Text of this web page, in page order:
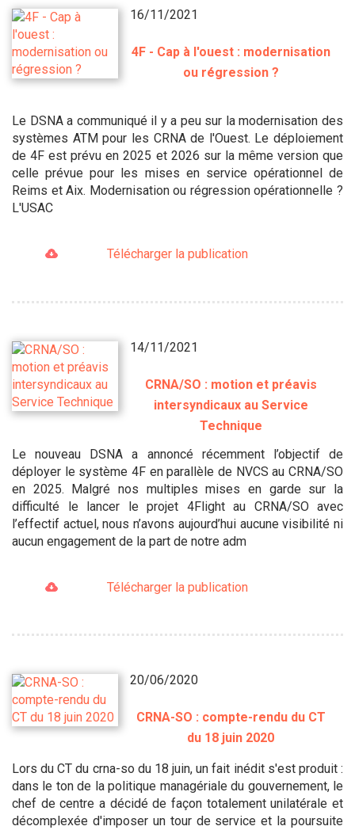
16/11/2021
4F - Cap à l'ouest : modernisation
ou régression ?
Le DSNA a communiqué il y a peu sur la modernisation des
systèmes ATM pour les CRNA de l'Ouest. Le déploiement
de 4F est prévu en 2025 et 2026 sur la même version que
celle prévue pour les mises en service opérationnel de
Reims et Aix. Modernisation ou régression opérationnelle ?
L'USAC
Télécharger la publication
14/11/2021
CRNA/SO : motion et préavis
intersyndicaux au Service
Technique
Le nouveau DSNA a annoncé récemment l’objectif de
déployer le système 4F en parallèle de NVCS au CRNA/SO
en 2025. Malgré nos multiples mises en garde sur la
difficulté le lancer le projet 4Flight au CRNA/SO avec
l’effectif actuel, nous n’avons aujourd’hui aucune visibilité ni
aucun engagement de la part de notre adm
Télécharger la publication
20/06/2020
CRNA-SO : compte-rendu du CT
du 18 juin 2020
Lors du CT du crna-so du 18 juin, un fait inédit s'est produit :
dans le ton de la politique managériale du gouvernement, le
chef de centre a décidé de façon totalement unilatérale et
décomplexée d'imposer un tour de service et la poursuite